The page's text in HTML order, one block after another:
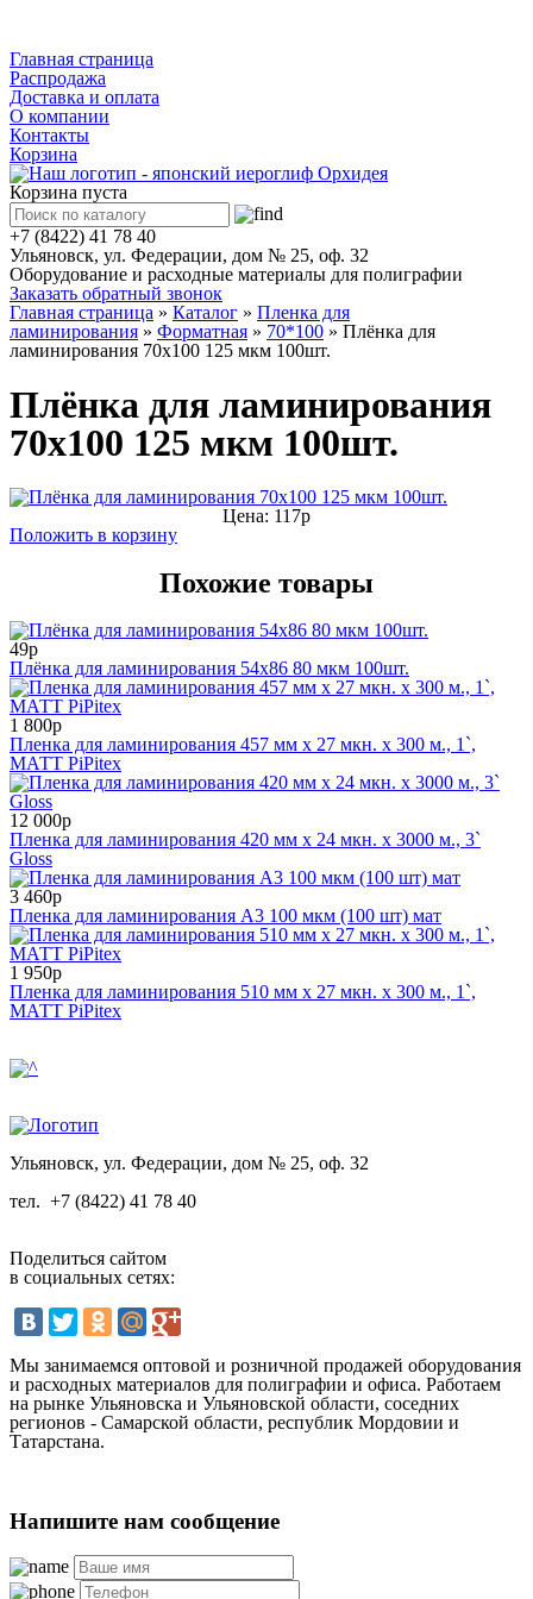
Главная страница
Распродажа
Доставка и оплата
О компании
Контакты
Корзина
Корзина пуста
+7 (8422) 41 78 40
Ульяновск, ул. Федерации, дом № 25, оф. 32
Оборудование и расходные материалы для полиграфии
Заказать обратный звонок
Главная страница » Каталог » Пленка для
ламинирования » Форматная » 70*100 » Плёнка для
ламинирования 70х100 125 мкм 100шт.
Плёнка для ламинирования
70х100 125 мкм 100шт.
Цена: 117р
Положить в корзину
Похожие товары
49р
Плёнка для ламинирования 54х86 80 мкм 100шт.
1 800р
Пленка для ламинирования 457 мм x 27 мкн. x 300 м., 1`,
МАТТ PiPitex
12 000р
Пленка для ламинирования 420 мм x 24 мкн. x 3000 м., 3`
Gloss
3 460р
Пленка для ламинирования А3 100 мкм (100 шт) мат
1 950р
Пленка для ламинирования 510 мм x 27 мкн. x 300 м., 1`,
МАТТ PiPitex
Ульяновск, ул. Федерации, дом № 25, оф. 32
тел. +7 (8422) 41 78 40
Поделиться сайтом
в социальных сетях:
Мы занимаемся оптовой и розничной продажей оборудования
и расходных материалов для полиграфии и офиса. Работаем
на рынке Ульяновска и Ульяновской области, соседних
регионов - Самарской области, республик Мордовии и
Татарстана.
Напишите нам сообщение